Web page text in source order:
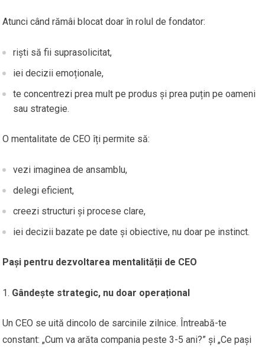
Atunci când rămâi blocat doar în rolul de fondator:
riști să fii suprasolicitat,
iei decizii emoționale,
te concentrezi prea mult pe produs și prea puțin pe oameni
sau strategie.
O mentalitate de CEO îți permite să:
vezi imaginea de ansamblu,
delegi eficient,
creezi structuri și procese clare,
iei decizii bazate pe date și obiective, nu doar pe instinct.
Pași pentru dezvoltarea mentalității de CEO
Gândește strategic, nu doar operațional
Un CEO se uită dincolo de sarcinile zilnice. Întreabă-te
constant: „Cum va arăta compania peste 3-5 ani?” și „Ce pași